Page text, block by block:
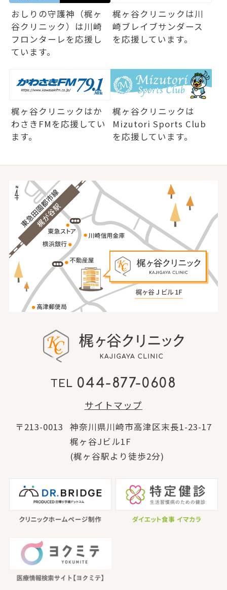
おしりの守護神（梶ヶ
谷クリニック）は川崎
フロンターレを応援し
ています。
梶ヶ谷クリニックは川
崎ブレイブサンダース
を応援しています。
梶ヶ谷クリニックはか
わさきFMを応援してい
ます。
梶ヶ谷クリニックは
Mizutori Sports Club
を応援しています。
TEL 044-877-0608
サイトマップ
〒213-0013
神奈川県川崎市高津区末長1-23-17
梶ヶ谷Jビル1F
(梶ヶ谷駅より徒歩2分)